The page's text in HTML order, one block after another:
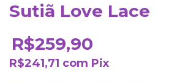
Sutiã Love Lace
R$259,90
R$241,71 com Pix